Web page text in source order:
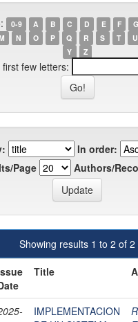
0-9 A B C D E F G
N O P Q R S T U
Y
Z
few letters:
In order:
Page
Authors/
Showing results 1 to 2 of 2
Title
IMPLEMENTACION